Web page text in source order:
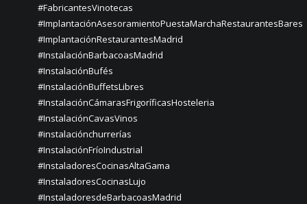
#FabricantesVinotecas
#ImplantaciónAsesoramientoPuestaMarchaRestaurantesBares
#ImplantaciónRestaurantesMadrid
#InstalaciónBarbacoasMadrid
#InstalaciónBufés
#InstalaciónBuffetsLibres
#InstalaciónCámarasFrigoríficasHosteleria
#InstalaciónCavasVinos
#instalaciónchurrerías
#InstalaciónFríoIndustrial
#InstaladoresCocinasAltaGama
#InstaladoresCocinasLujo
#InstaladoresdeBarbacoasMadrid